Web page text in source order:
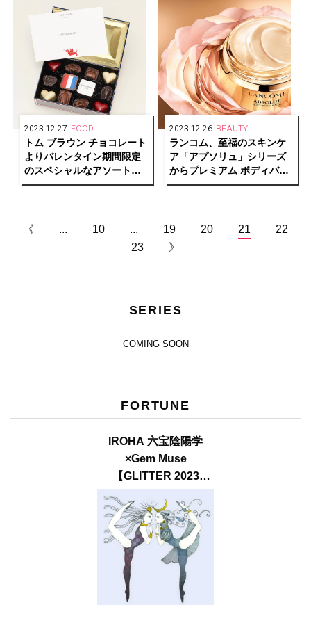
2023.12.27 FOOD
トム ブラウン チョコレート
よりバレンタイン期間限定
のスペシャルなアソートメ
ントが登場
2023.12.26 BEAUTY
ランコム、至福のスキンケ
ア「アプソリュ」シリーズ
からプレミアム ボディバー
ム誕生
《 ... 10 ... 19 20 21
22
23
》
SERIES
COMING SOON
FORTUNE
IROHA 六宝陰陽学
×Gem Muse
【GLITTER 2023
SUMMER issue】